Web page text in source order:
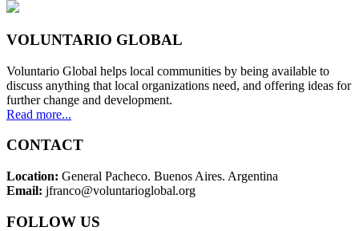
VOLUNTARIO GLOBAL
Voluntario Global helps local communities by being available to
discuss anything that local organizations need, and offering ideas for
further change and development.
Read more...
CONTACT
Location: General Pacheco. Buenos Aires. Argentina
Email: jfranco@voluntarioglobal.org
FOLLOW US